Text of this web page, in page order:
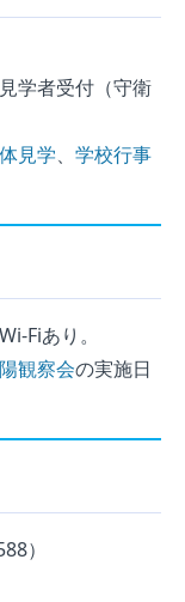
学者受付（守衛
見学、 学校行事
Fiあり。
観察会の実施日
）